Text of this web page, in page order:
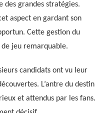
des grandes stratégies.
aspect en gardant son
Cette gestion du
jeu remarquable.
candidats ont vu leur
L’antre du destin
et attendus par les fans.